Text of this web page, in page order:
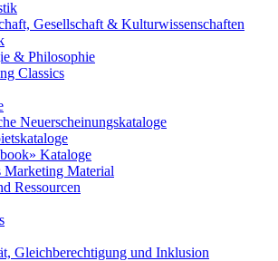
Gesellschaft & Kulturwissenschaften
& Philosophie
Classics
Neuerscheinungskataloge
Kataloge
Marketing Material
Ressourcen
Gleichberechtigung und Inklusion